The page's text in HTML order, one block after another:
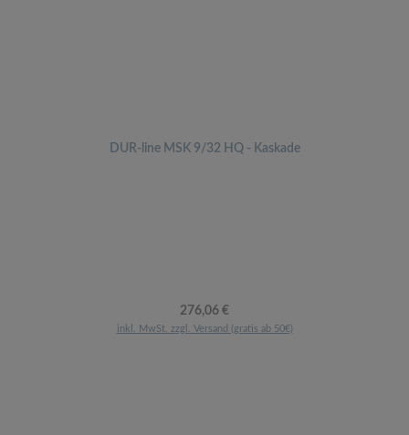
DUR-line MSK 9/32 HQ - Kaskade
Regulärer Preis:
276,06 €
inkl. MwSt. zzgl. Versand (gratis ab 50€)